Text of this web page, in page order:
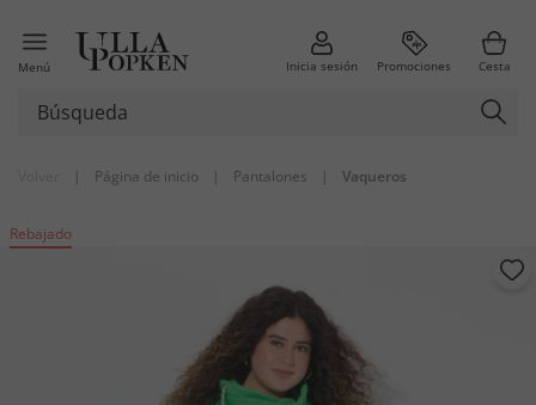
Menú Inicia sesión Promociones Cesta
| Página de inicio | Pantalones | Vaqueros
Rebajado